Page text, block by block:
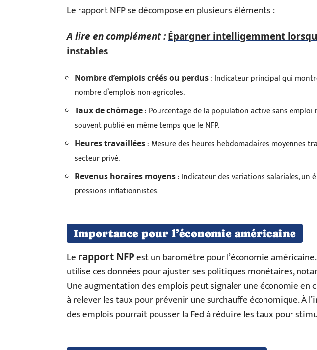
Le rapport NFP se décompose en plusieurs éléments :
A lire en complément :Épargner intelligemment
instables
Nombre d’emplois créés ou perdus : Indicateur principal qui
nombre d’emplois non-agricoles.
Taux de chômage : Pourcentage de la population active sans emploi
souvent publié en même temps que le NFP.
Heures travaillées : Mesure des heures hebdomadaires moyennes
secteur privé.
Revenus horaires moyens : Indicateur des variations salariales, un
pressions inflationnistes.
Importance pour l’économie américaine
Le rapport NFPest un baromètre pour l’économie
utilise ces données pour ajuster ses politiques monétaires,
Une augmentation des emplois peut signaler une économie en
à relever les taux pour prévenir une surchauffe économique. À
des emplois pourrait pousser la Fed à réduire les taux pour